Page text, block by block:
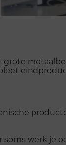
werk je